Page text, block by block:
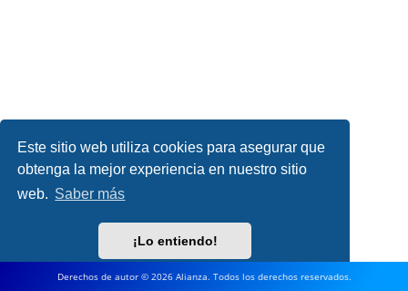
Este sitio web utiliza cookies para asegurar que
obtenga la mejor experiencia en nuestro sitio
web. Saber más
¡Lo entiendo!
Derechos de autor © 2026 Alianza. Todos los derechos reservados.